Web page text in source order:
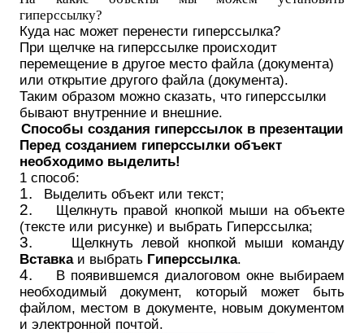
гиперссылку?
Куда нас может перенести гиперссылка?
При щелчке на гиперссылке происходит
перемещение в другое место файла (документа)
или открытие другого файла (документа).
Таким образом можно сказать, что гиперссылки
бывают внутренние и внешние.
Способы создания гиперссылок в презентации
Перед созданием гиперссылки объект
необходимо выделить!
1 способ:
1. Выделить объект или текст;
2.
Щелкнуть правой кнопкой мыши на объекте
(тексте или рисунке) и выбрать Гиперссылка;
3.
Щелкнуть левой кнопкой мыши команду
Вставкаи выбрать Гиперссылка.
4.
В появившемся диалоговом окне выбираем
необходимый документ, который может быть
файлом, местом в документе, новым документом
и электронной почтой.